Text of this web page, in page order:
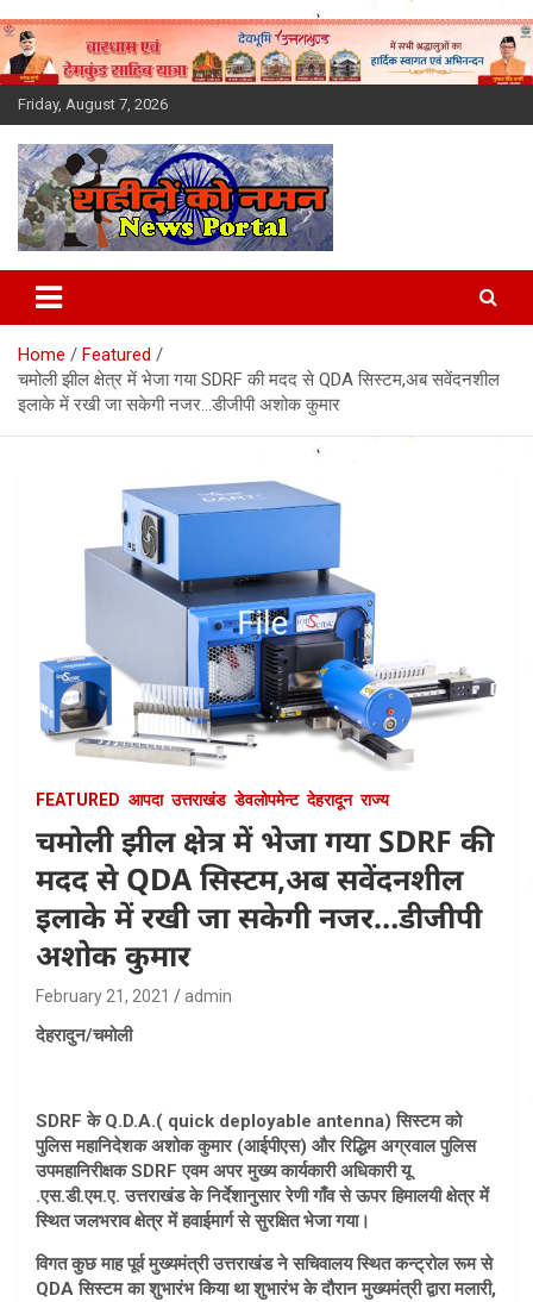
Skip
to
content
Friday, August 7, 2026
Latest News Today, Breaking
News, Uttarakhand News in
Hindi
Home
Featured
चमोली झील क्षेत्र में भेजा गया SDRF की मदद से QDA सिस्टम,अब सवेंदनशील
इलाके में रखी जा सकेगी नजर…डीजीपी अशोक कुमार
FEATURED आपदा उत्तराखंड डेवलोपमेन्ट देहरादून राज्य
चमोली झील क्षेत्र में भेजा गया SDRF की
मदद से QDA सिस्टम,अब सवेंदनशील
इलाके में रखी जा सकेगी नजर…डीजीपी
अशोक कुमार
February 21, 2021 admin
देहरादुन/चमोली
SDRF के Q.D.A.( quick deployable antenna) सिस्टम को
पुलिस महानिदेशक अशोक कुमार (आईपीएस) और रिद्धिम अग्रवाल पुलिस
उपमहानिरीक्षक SDRF एवम अपर मुख्य कार्यकारी अधिकारी यू
.एस.डी.एम.ए. उत्तराखंड के निर्देशानुसार रेणी गाँव से ऊपर हिमालयी क्षेत्र में
स्थित जलभराव क्षेत्र में हवाईमार्ग से सुरक्षित भेजा गया।
विगत कुछ माह पूर्व मुख्यमंत्री उत्तराखंड ने सचिवालय स्थित कन्ट्रोल रूम से
QDA सिस्टम का शुभारंभ किया था शुभारंभ के दौरान मुख्यमंत्री द्वारा मलारी,